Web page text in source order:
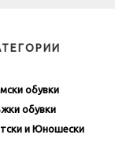
обувки
обувки
и Юношески